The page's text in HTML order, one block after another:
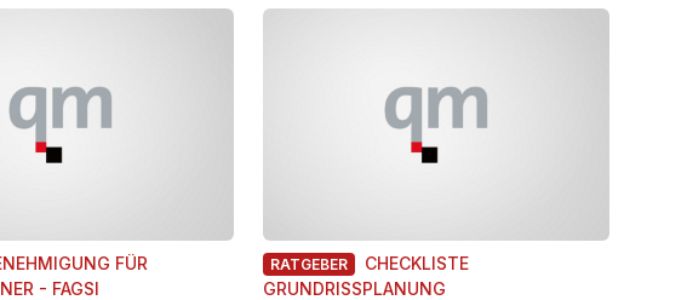
FÜR
- FAGSI
RATGEBER
CHECKLISTE
GRUNDRISSPLANUNG